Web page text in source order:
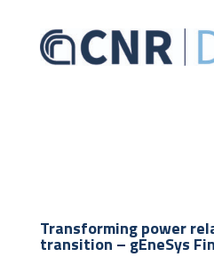
Transforming power
transition – gEneSys